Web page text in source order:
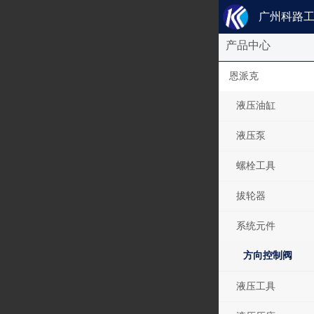
广州科路
产品中心
恩派克
液压油缸
液压泵
螺栓工具
拔轮器
系统元件
方向控制阀
液压工具